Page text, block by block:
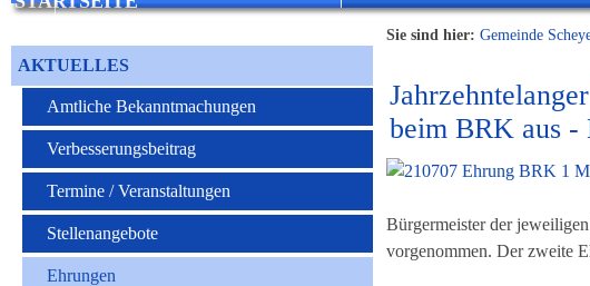
AKTUELLES
Amtliche Bekanntmachungen
Verbesserungsbeitrag
Termine / Veranstaltungen
Stellenangebote
Ehrungen
Sie sind hier: Gemeinde
beim BRK aus
Bürgermeister der
vorgenommen. Der zweite